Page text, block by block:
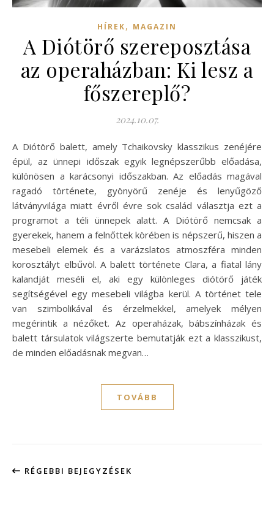
HÍREK, MAGAZIN
A Diótörő szereposztása
az operaházban: Ki lesz a
főszereplő?
2024.10.07.
A Diótörő balett, amely Tchaikovsky klasszikus zenéjére
épül, az ünnepi időszak egyik legnépszerűbb előadása,
különösen a karácsonyi időszakban. Az előadás magával
ragadó története, gyönyörű zenéje és lenyűgöző
látványvilága miatt évről évre sok család választja ezt a
programot a téli ünnepek alatt. A Diótörő nemcsak a
gyerekek, hanem a felnőttek körében is népszerű, hiszen a
mesebeli elemek és a varázslatos atmoszféra minden
korosztályt elbűvöl. A balett története Clara, a fiatal lány
kalandját meséli el, aki egy különleges diótörő játék
segítségével egy mesebeli világba kerül. A történet tele
van szimbolikával és érzelmekkel, amelyek mélyen
megérintik a nézőket. Az operaházak, bábszínházak és
balett társulatok világszerte bemutatják ezt a klasszikust,
de minden előadásnak megvan…
TOVÁBB
RÉGEBBI BEJEGYZÉSEK